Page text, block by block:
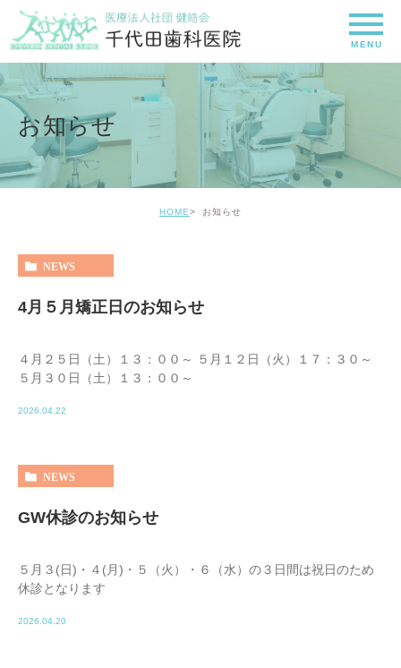
お知らせ
HOME お知らせ
NEWS
4月５月矯正日のお知らせ
４月２５日（土）１３：００～ ５月１２日（火）１７：３０～
５月３０日（土）１３：００～
2026.04.22
NEWS
GW休診のお知らせ
５月３(日)・４(月)・５（火）・６（水）の３日間は祝日のため
休診となります
2026.04.20